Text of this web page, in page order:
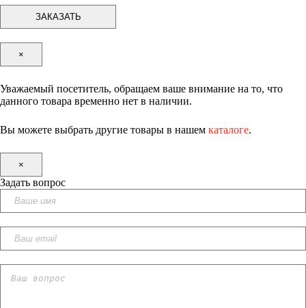
×
Уважаемый посетитель, обращаем ваше внимание на то, что
данного товара временно нет в наличии.
Вы можете выбрать другие товары в нашем каталоге.
×
Задать вопрос